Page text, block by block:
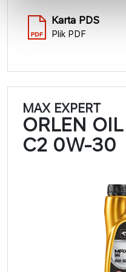
Karta PDS
Plik PDF
MAX EXPERT
ORLEN
C2 0W-30